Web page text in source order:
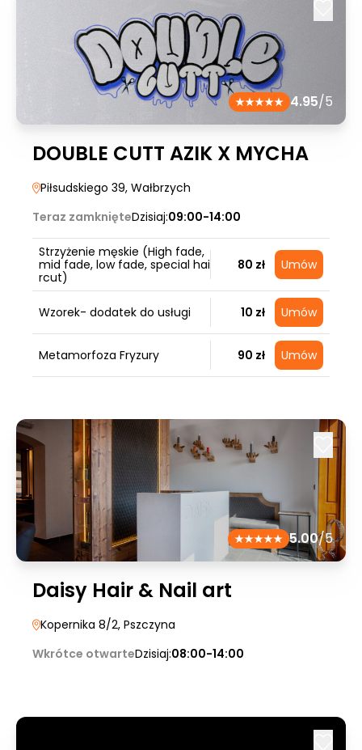
4.95/5
DOUBLE CUTT AZIK X MYCHA
Piłsudskiego 39, Wałbrzych
Teraz zamknięteDzisiaj:09:00-14:00
Strzyżenie męskie (High fade,
mid fade, low fade, special hai
rcut)
80 zł Umów
Wzorek- dodatek do usługi 10 zł Umów
Metamorfoza Fryzury 90 zł Umów
5.00/5
Daisy Hair & Nail art
Kopernika 8/2, Pszczyna
Wkrótce otwarteDzisiaj:08:00-14:00